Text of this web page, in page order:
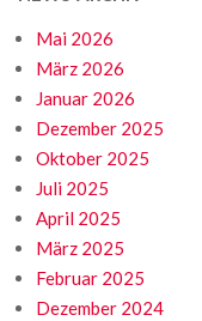
Mai 2026
März 2026
Januar 2026
Dezember 2025
Oktober 2025
Juli 2025
April 2025
März 2025
Februar 2025
Dezember 2024